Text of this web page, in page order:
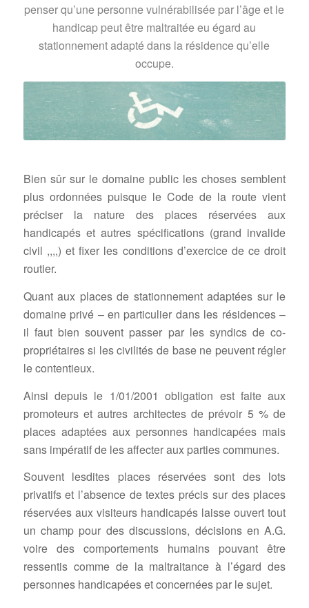
penser qu’une personne vulnérabilisée par l’âge et le
handicap peut être maltraitée eu égard au
stationnement adapté dans la résidence qu’elle
occupe.
Bien sûr sur le domaine public les choses semblent
plus ordonnées puisque le Code de la route vient
préciser la nature des places réservées aux
handicapés et autres spécifications (grand invalide
civil ,,,,) et fixer les conditions d’exercice de ce droit
routier.
Quant aux places de stationnement adaptées sur le
domaine privé – en particulier dans les résidences –
il faut bien souvent passer par les syndics de co-
propriétaires si les civilités de base ne peuvent régler
le contentieux.
Ainsi depuis le 1/01/2001 obligation est faite aux
promoteurs et autres architectes de prévoir 5 % de
places adaptées aux personnes handicapées mais
sans impératif de les affecter aux parties communes.
Souvent lesdites places réservées sont des lots
privatifs et l’absence de textes précis sur des places
réservées aux visiteurs handicapés laisse ouvert tout
un champ pour des discussions, décisions en A.G.
voire des comportements humains pouvant être
ressentis comme de la maltraitance à l’égard des
personnes handicapées et concernées par le sujet.